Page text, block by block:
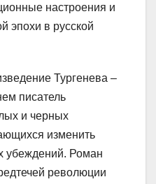
настроения и
эпохи в русской
Тургенева –
писатель
и черных
изменить
убеждений. Роман
революции